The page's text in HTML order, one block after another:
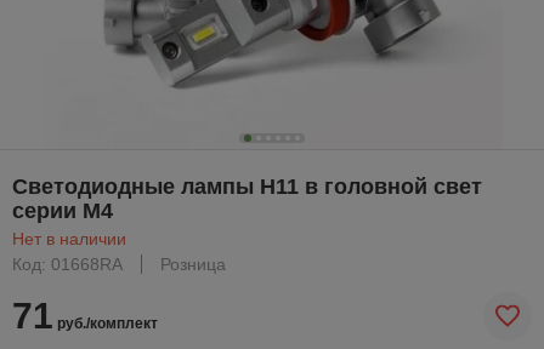
Светодиодные лампы Н11 в головной свет
серии М4
Нет в наличии
Код: 01668RA
Розница
71 руб./комплект